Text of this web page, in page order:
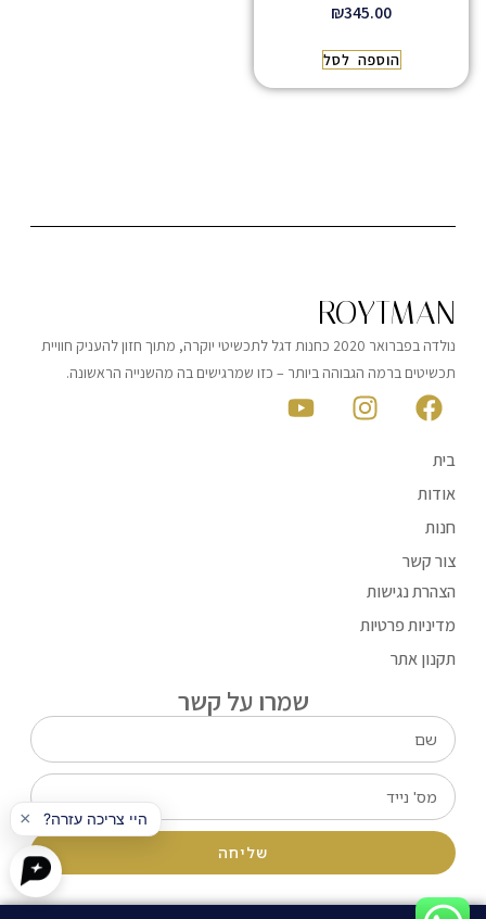
₪345.00
הוספה לסל
ROYTMAN
נולדה בפברואר 2020 כחנות דגל לתכשיטי יוקרה, מתוך חזון להעניק חוויית
תכשיטים ברמה הגבוהה ביותר – כזו שמרגישים בה מהשנייה הראשונה.
בית
אודות
חנות
צור קשר
הצהרת נגישות
מדיניות פרטיות
תקנון אתר
שמרו על קשר
שליחה